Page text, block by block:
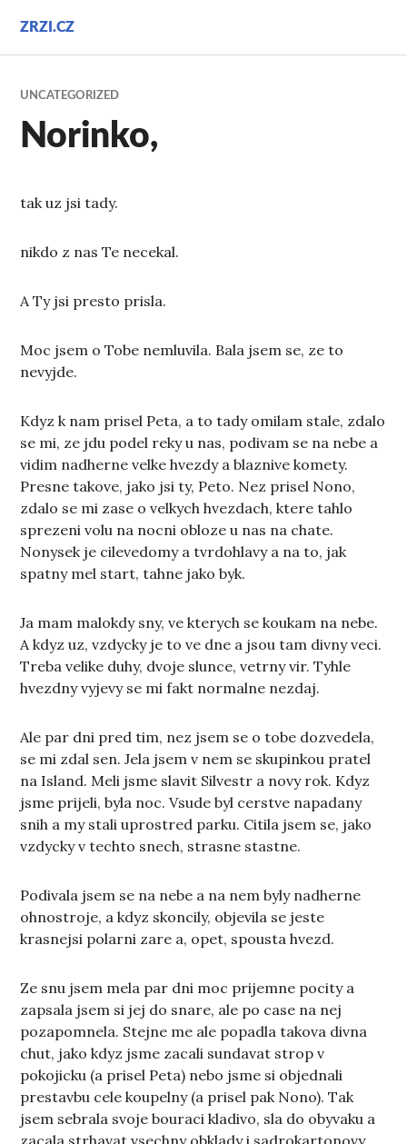
obsahu
ZRZI.CZ
UNCATEGORIZED
Norinko,
tak uz jsi tady.
nikdo z nas Te necekal.
A Ty jsi presto prisla.
Moc jsem o Tobe nemluvila. Bala jsem se, ze to
nevyjde.
Kdyz k nam prisel Peta, a to tady omilam stale, zdalo
se mi, ze jdu podel reky u nas, podivam se na nebe a
vidim nadherne velke hvezdy a blaznive komety.
Presne takove, jako jsi ty, Peto. Nez prisel Nono,
zdalo se mi zase o velkych hvezdach, ktere tahlo
sprezeni volu na nocni obloze u nas na chate.
Nonysek je cilevedomy a tvrdohlavy a na to, jak
spatny mel start, tahne jako byk.
Ja mam malokdy sny, ve kterych se koukam na nebe.
A kdyz uz, vzdycky je to ve dne a jsou tam divny veci.
Treba velike duhy, dvoje slunce, vetrny vir. Tyhle
hvezdny vyjevy se mi fakt normalne nezdaj.
Ale par dni pred tim, nez jsem se o tobe dozvedela,
se mi zdal sen. Jela jsem v nem se skupinkou pratel
na Island. Meli jsme slavit Silvestr a novy rok. Kdyz
jsme prijeli, byla noc. Vsude byl cerstve napadany
snih a my stali uprostred parku. Citila jsem se, jako
vzdycky v techto snech, strasne stastne.
Podivala jsem se na nebe a na nem byly nadherne
ohnostroje, a kdyz skoncily, objevila se jeste
krasnejsi polarni zare a, opet, spousta hvezd.
Ze snu jsem mela par dni moc prijemne pocity a
zapsala jsem si jej do snare, ale po case na nej
pozapomnela. Stejne me ale popadla takova divna
chut, jako kdyz jsme zacali sundavat strop v
pokojicku (a prisel Peta) nebo jsme si objednali
prestavbu cele koupelny (a prisel pak Nono). Tak
jsem sebrala svoje bouraci kladivo, sla do obyvaku a
zacala strhavat vsechny obklady i sadrokartonovy